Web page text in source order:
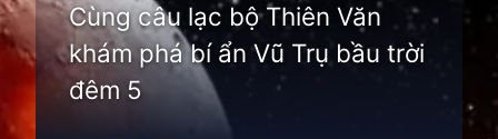
Cùng câu lạc bộ Thiên Văn
khám phá bí ẩn Vũ Trụ bầu trời
đêm 5